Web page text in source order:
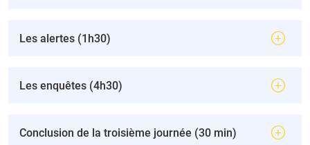
Les alertes (1h30)
Les enquêtes (4h30)
Conclusion de la troisième journée (30 min)